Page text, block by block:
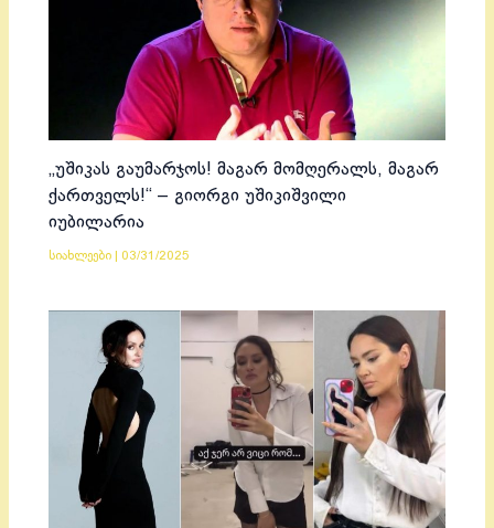
„უშიკას გაუმარჯოს! მაგარ მომღერალს, მაგარ
ქართველს!“ – გიორგი უშიკიშვილი
იუბილარია
სიახლეები 03/31/2025